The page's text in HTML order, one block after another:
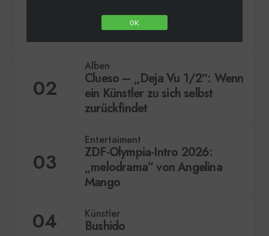
Bariton-Stimme und dem Isar-
Herz
02
Alben
Clueso – „Deja Vu 1/2″: Wenn
ein Künstler zu sich selbst
zurückfindet
03
Entertaiment
ZDF-Olympia-Intro 2026:
„melodrama“ von Angelina
Mango
04 Künstler
Bushido
OK